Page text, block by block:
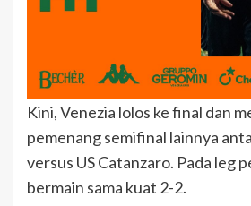
Kini, Venezia lolos ke final dan
pemenang semifinal lainnya
versus US Catanzaro. Pada leg
bermain sama kuat 2-2.